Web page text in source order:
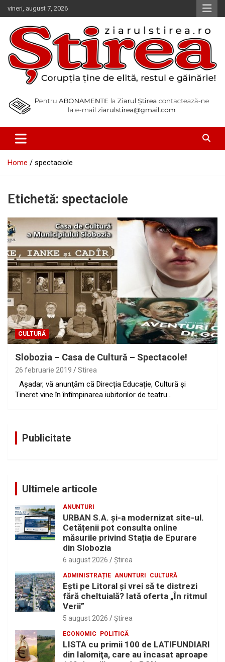
Skip
to
content
vineri, august 7, 2026
Ziarul Știrea
Home spectaciole
Etichetă: spectaciole
CULTURĂ
Slobozia – Casa de Cultură – Spectacole!
26 februarie 2019 Stirea
Aşadar, vă anunţăm că Direcția Educație, Cultură și
Tineret vine în întîmpinarea iubitorilor de teatru…
Publicitate
Ultimele articole
ANUNTURI
URBAN S.A. și-a modernizat site-ul.
Cetățenii pot consulta online
măsurile privind Stația de Epurare
din Slobozia
6 august 2026 Ştirea
ADMINISTRAȚIE ANUNTURI CULTURĂ
Eşti pe Litoral şi vrei să te distrezi
fără cheltuială? Iată oferta „În ritmul
Verii”
5 august 2026 Ştirea
ECONOMIC POLITICĂ
LISTA cu primii 100 de LATIFUNDIARI
din Ialomiţa, care au încasat aproape